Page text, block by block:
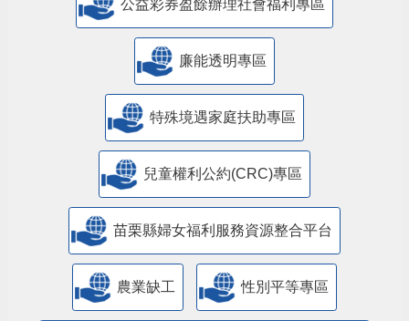
公益彩券盈餘辦理社會福利專區
廉能透明專區
特殊境遇家庭扶助專區
兒童權利公約(CRC)專區
苗栗縣婦女福利服務資源整合平台
農業缺工 性別平等專區